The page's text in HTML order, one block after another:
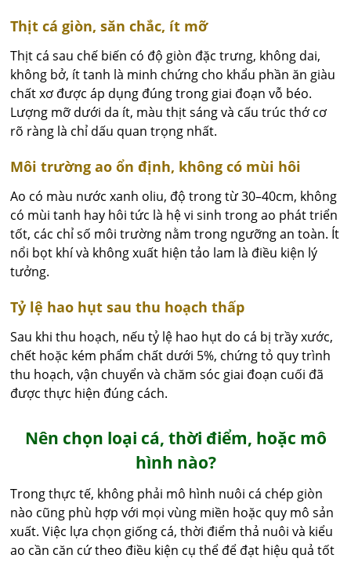
Thịt cá giòn, săn chắc, ít mỡ
Thịt cá sau chế biến có độ giòn đặc trưng, không dai,
không bở, ít tanh là minh chứng cho khẩu phần ăn giàu
chất xơ được áp dụng đúng trong giai đoạn vỗ béo.
Lượng mỡ dưới da ít, màu thịt sáng và cấu trúc thớ cơ
rõ ràng là chỉ dấu quan trọng nhất.
Môi trường ao ổn định, không có mùi hôi
Ao có màu nước xanh oliu, độ trong từ 30–40cm, không
có mùi tanh hay hôi tức là hệ vi sinh trong ao phát triển
tốt, các chỉ số môi trường nằm trong ngưỡng an toàn. Ít
nổi bọt khí và không xuất hiện tảo lam là điều kiện lý
tưởng.
Tỷ lệ hao hụt sau thu hoạch thấp
Sau khi thu hoạch, nếu tỷ lệ hao hụt do cá bị trầy xước,
chết hoặc kém phẩm chất dưới 5%, chứng tỏ quy trình
thu hoạch, vận chuyển và chăm sóc giai đoạn cuối đã
được thực hiện đúng cách.
Nên chọn loại cá, thời điểm, hoặc mô
hình nào?
Trong thực tế, không phải mô hình nuôi cá chép giòn
nào cũng phù hợp với mọi vùng miền hoặc quy mô sản
xuất. Việc lựa chọn giống cá, thời điểm thả nuôi và kiểu
ao cần căn cứ theo điều kiện cụ thể để đạt hiệu quả tốt